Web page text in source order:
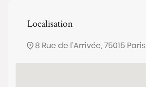
Localisation
8 Rue de l'Arrivée, 75015 Paris